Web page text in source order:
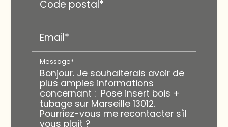
Code postal*
Email*
Message*